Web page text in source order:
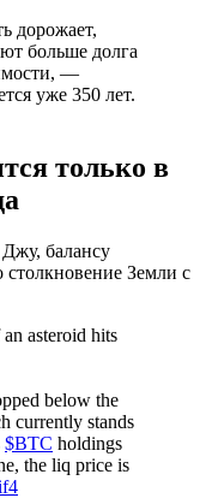
дорожает,
больше долга
—
уже 350 лет.
только в
балансу
столкновение Земли с
asteroid hits
below the
currently stands
$BTC holdings
the liq price is